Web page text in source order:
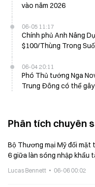
vào năm 2026
06-05 11:17
Chính phủ Anh Nâng
$100/Thùng Trong
06-04 20:11
Phó Thủ tướng Nga
Trung Đông có thể
Phân tích chuyên
Bộ Thương mại Mỹ đối mặt
6 giữa làn sóng nhập khẩu
Lucas Bennett 06-06 00:02